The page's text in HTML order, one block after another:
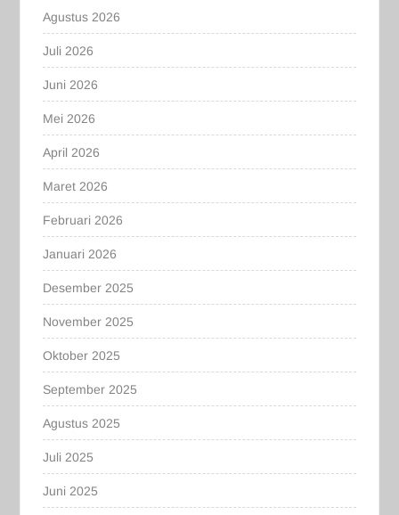
Agustus 2026
Juli 2026
Juni 2026
Mei 2026
April 2026
Maret 2026
Februari 2026
Januari 2026
Desember 2025
November 2025
Oktober 2025
September 2025
Agustus 2025
Juli 2025
Juni 2025